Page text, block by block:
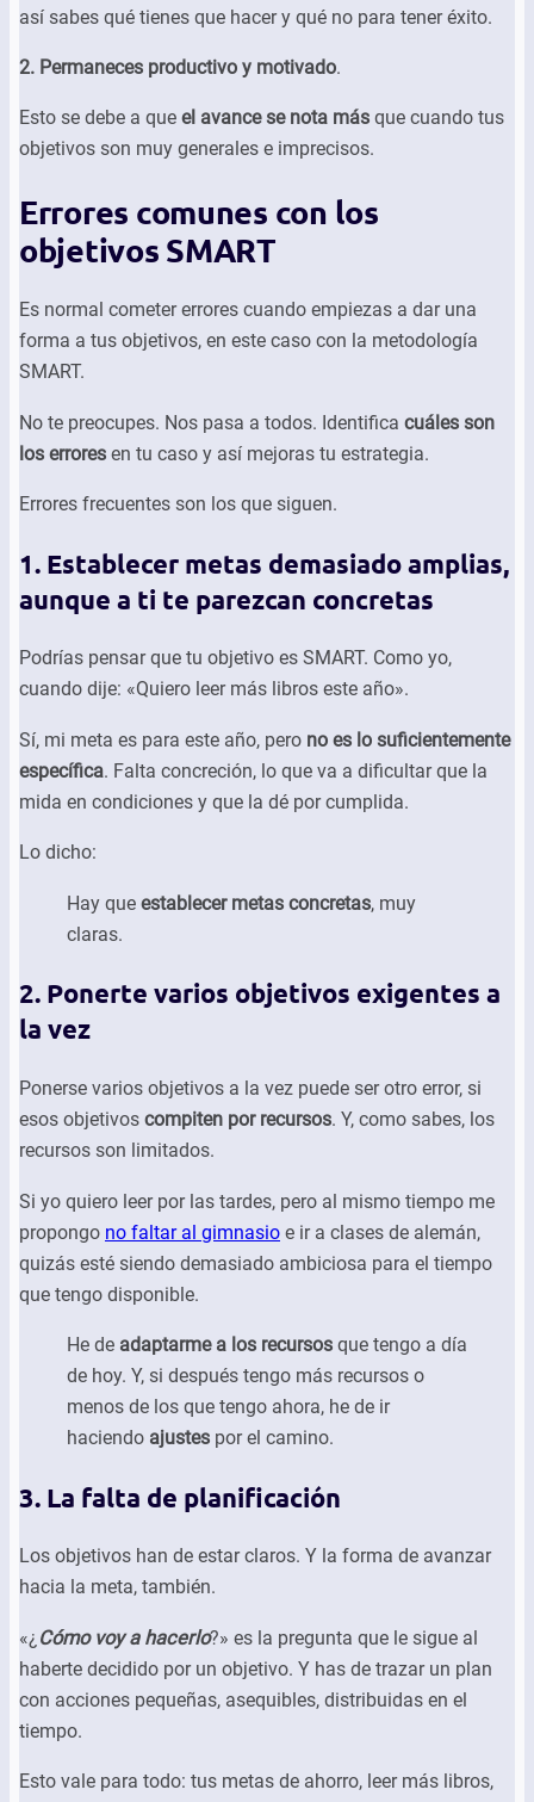
así sabes qué tienes que hacer y qué no para tener éxito.
2. Permaneces productivo y motivado.
Esto se debe a que el avance se nota más que cuando tus
objetivos son muy generales e imprecisos.
Errores comunes con los
objetivos SMART
Es normal cometer errores cuando empiezas a dar una
forma a tus objetivos, en este caso con la metodología
SMART.
No te preocupes. Nos pasa a todos. Identifica cuáles son
los errores en tu caso y así mejoras tu estrategia.
Errores frecuentes son los que siguen.
1. Establecer metas demasiado amplias,
aunque a ti te parezcan concretas
Podrías pensar que tu objetivo es SMART. Como yo,
cuando dije: «Quiero leer más libros este año».
Sí, mi meta es para este año, pero no es lo suficientemente
específica. Falta concreción, lo que va a dificultar que la
mida en condiciones y que la dé por cumplida.
Lo dicho:
Hay que establecer metas concretas, muy
claras.
2. Ponerte varios objetivos exigentes a
la vez
Ponerse varios objetivos a la vez puede ser otro error, si
esos objetivos compiten por recursos. Y, como sabes, los
recursos son limitados.
Si yo quiero leer por las tardes, pero al mismo tiempo me
propongo no faltar al gimnasio e ir a clases de alemán,
quizás esté siendo demasiado ambiciosa para el tiempo
que tengo disponible.
He de adaptarme a los recursos que tengo a día
de hoy. Y, si después tengo más recursos o
menos de los que tengo ahora, he de ir
haciendo ajustes por el camino.
3. La falta de planificación
Los objetivos han de estar claros. Y la forma de avanzar
hacia la meta, también.
«¿ Cómo voy a hacerlo?» es la pregunta que le sigue al
haberte decidido por un objetivo. Y has de trazar un plan
con acciones pequeñas, asequibles, distribuidas en el
tiempo.
Esto vale para todo: tus metas de ahorro, leer más libros,